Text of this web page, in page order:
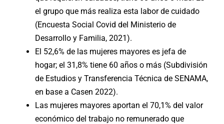
el grupo que más realiza esta labor de cuidado
(Encuesta Social Covid del Ministerio de
Desarrollo y Familia, 2021).
El 52,6% de las mujeres mayores es jefa de
hogar; el 31,8% tiene 60 años o más (Subdivisión
de Estudios y Transferencia Técnica de SENAMA,
en base a Casen 2022).
Las mujeres mayores aportan el 70,1% del valor
económico del trabajo no remunerado que